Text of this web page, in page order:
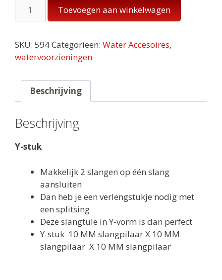
SLANGVERBINDER
stuk
aantal
Toevoegen aan winkelwagen
SKU: 594Categorieën: Water Accesoires,
watervoorzieningen
Beschrijving
Beschrijving
Y-stuk
Makkelijk 2 slangen op één slang
aansluiten
Dan heb je een verlengstukje nodig met
een splitsing
Deze slangtule in Y-vorm is dan perfect
Y-stuk 10 MM slangpilaar X 10 MM
slangpilaar X 10 MM slangpilaar